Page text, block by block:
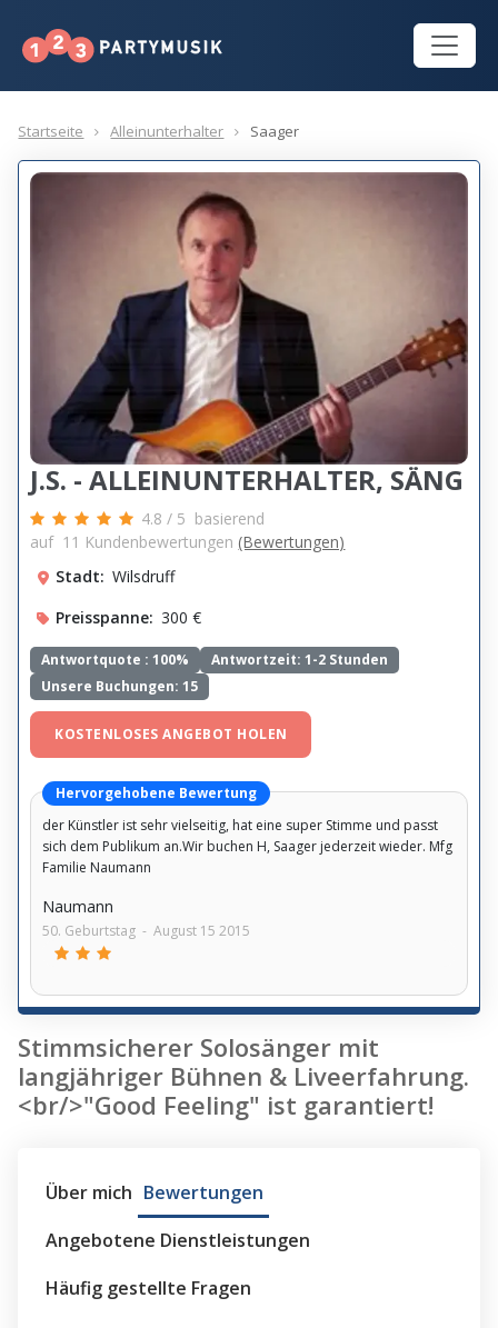
Startseite Alleinunterhalter Saager
J.S. - ALLEINUNTERHALTER, SÄNG
4.8 / 5 basierend
auf 11 Kundenbewertungen (Bewertungen)
Stadt: Wilsdruff
Preisspanne: 300 €
Antwortquote :100%
Antwortzeit: 1-2 Stunden
Unsere Buchungen: 15
KOSTENLOSES ANGEBOT HOLEN
Hervorgehobene Bewertung
der Künstler ist sehr vielseitig, hat eine super Stimme und passt
sich dem Publikum an.Wir buchen H, Saager jederzeit wieder. Mfg
Familie Naumann
Naumann
50. Geburtstag - August 15 2015
Stimmsicherer Solosänger mit
langjähriger Bühnen & Liveerfahrung.
<br/>"Good Feeling" ist garantiert!
Über mich Bewertungen
Angebotene Dienstleistungen
Häufig gestellte Fragen